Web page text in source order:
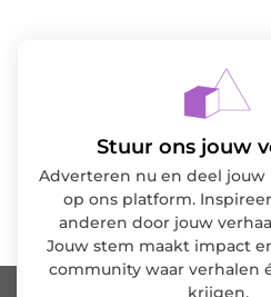
Stuur ons jouw
Adverteren nu en deel jouw
op ons platform.
anderen door jouw
Jouw stem maakt impact
community waar verhalen
krijgen.